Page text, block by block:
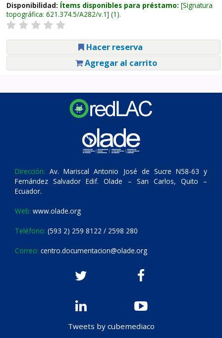
Disponibilidad: Ítems disponibles para préstamo: Signatura
topográfica: 621.374.5/A282/v.1 (1).
Hacer reserva
Agregar al carrito
Dirección: Av. Mariscal Antonio José de Sucre N58-63 y
Fernández Salvador Edif. Olade – San Carlos, Quito –
Ecuador.
Web: www.olade.org
Teléfono: (593 2) 259 8122 / 2598 280
Correo: centro.documentacion@olade.org
Tweets by cubemediaco